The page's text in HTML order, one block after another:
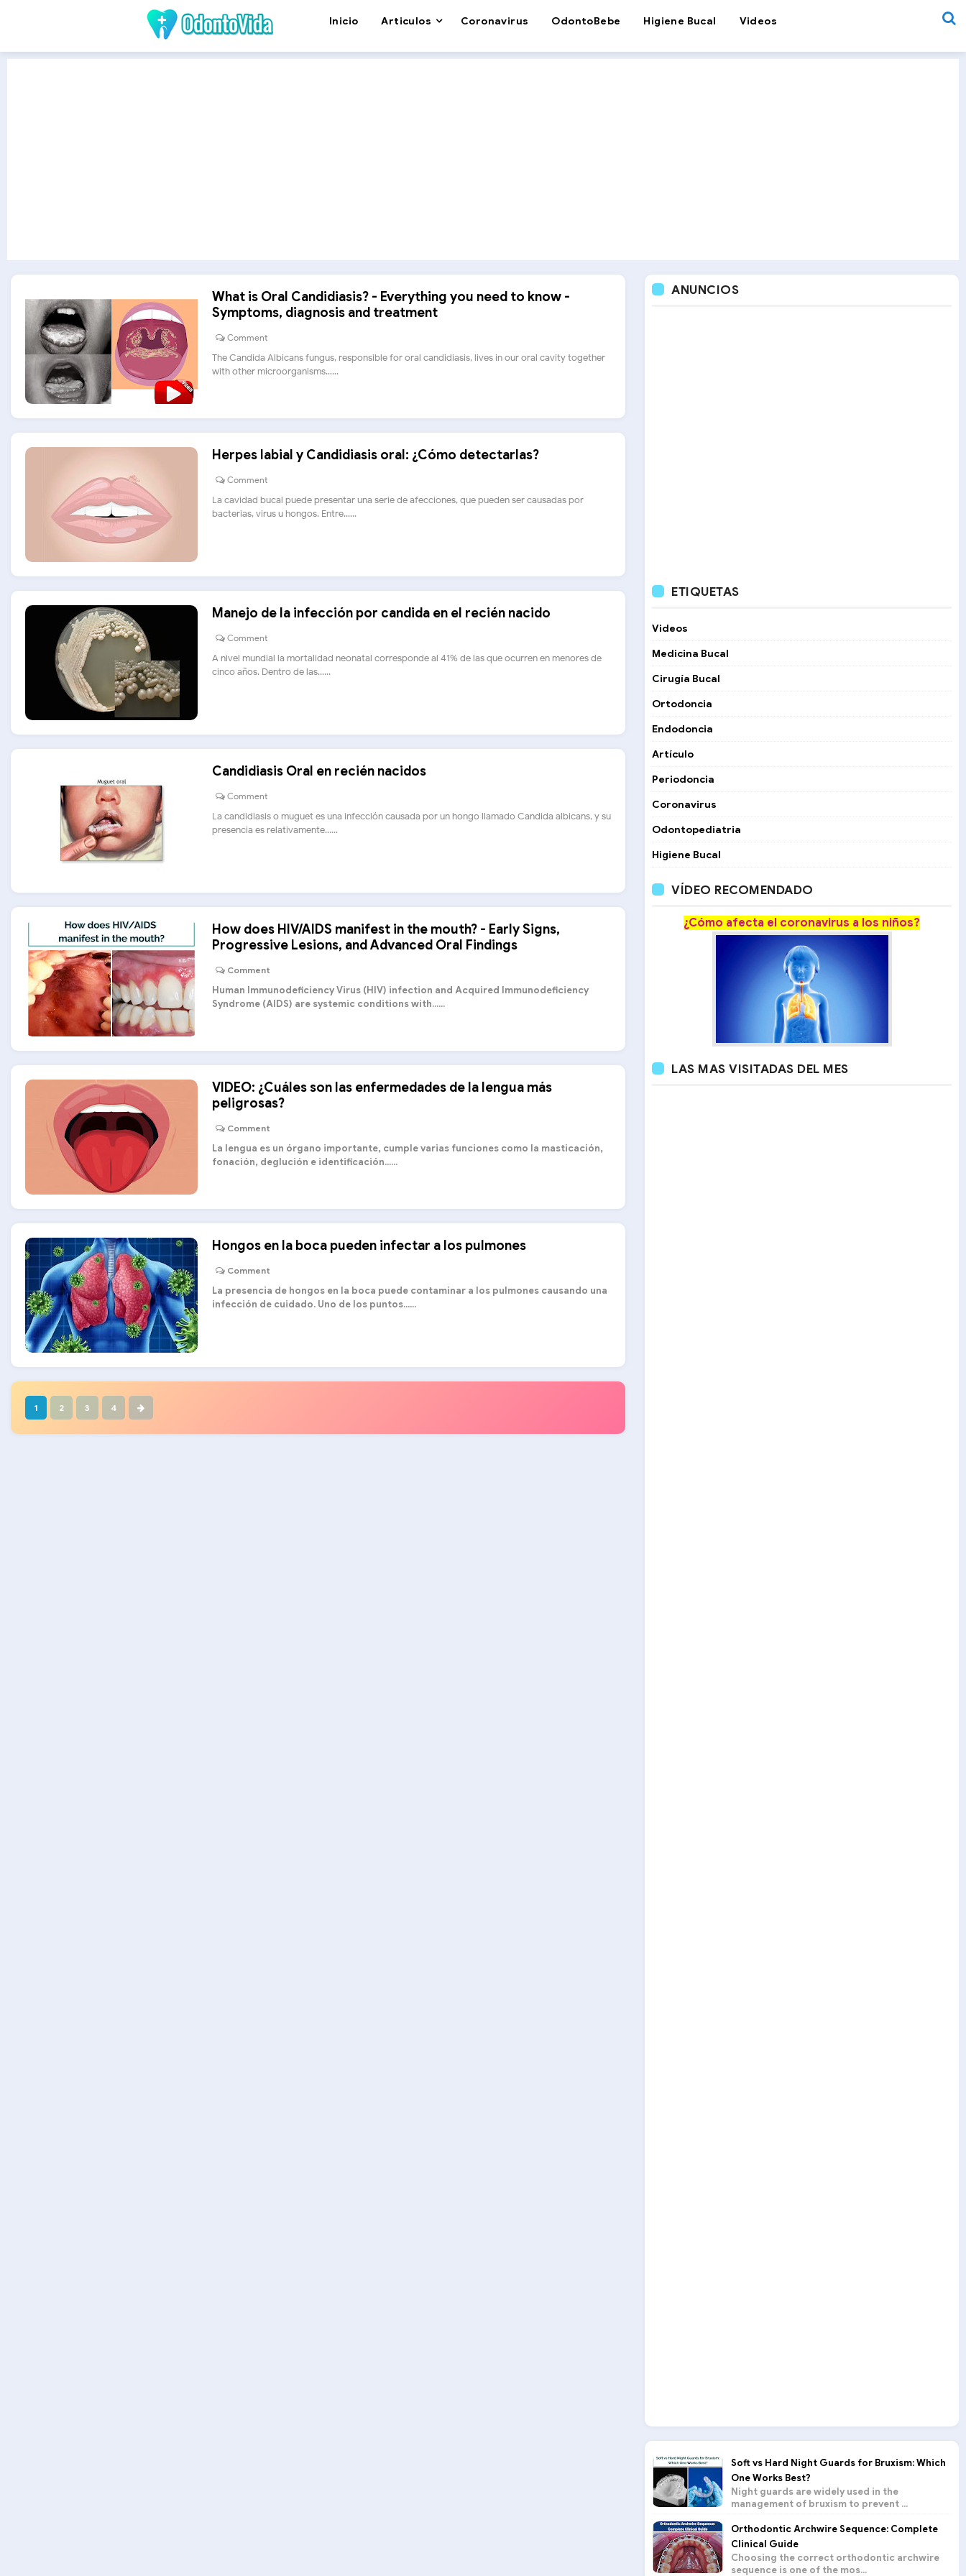
Inicio Articulos Coronavirus OdontoBebe Higiene Bucal Videos
What is Oral Candidiasis? - Everything you need to know -
Symptoms, diagnosis and treatment
Comment
The Candida Albicans fungus, responsible for oral candidiasis, lives in our oral cavity together
with other microorganisms......
Herpes labial y Candidiasis oral: ¿Cómo detectarlas?
Comment
La cavidad bucal puede presentar una serie de afecciones, que pueden ser causadas por
bacterias, virus u hongos. Entre......
Manejo de la infección por candida en el recién nacido
Comment
A nivel mundial la mortalidad neonatal corresponde al 41% de las que ocurren en menores de
cinco años. Dentro de las......
Candidiasis Oral en recién nacidos
Comment
La candidiasis o muguet es una infección causada por un hongo llamado Candida albicans, y su
presencia es relativamente......
How does HIV/AIDS manifest in the mouth? - Early Signs,
Progressive Lesions, and Advanced Oral Findings
Comment
Human Immunodeficiency Virus (HIV) infection and Acquired Immunodeficiency
Syndrome (AIDS) are systemic conditions with......
VIDEO: ¿Cuáles son las enfermedades de la lengua más
peligrosas?
Comment
La lengua es un órgano importante, cumple varias funciones como la masticación,
fonación, deglución e identificación......
Hongos en la boca pueden infectar a los pulmones
Comment
La presencia de hongos en la boca puede contaminar a los pulmones causando una
infección de cuidado. Uno de los puntos......
1 2 3 4
ANUNCIOS
ETIQUETAS
Videos
Medicina Bucal
Cirugía Bucal
Ortodoncia
Endodoncia
Artículo
Periodoncia
Coronavirus
Odontopediatria
Higiene Bucal
VÍDEO RECOMENDADO
¿Cómo afecta el coronavirus a los niños?
LAS MAS VISITADAS DEL MES
Soft vs Hard Night Guards for Bruxism: Which
One Works Best?
Night guards are widely used in the
management of bruxism to prevent ...
Orthodontic Archwire Sequence: Complete
Clinical Guide
Choosing the correct orthodontic archwire
sequence is one of the mos...